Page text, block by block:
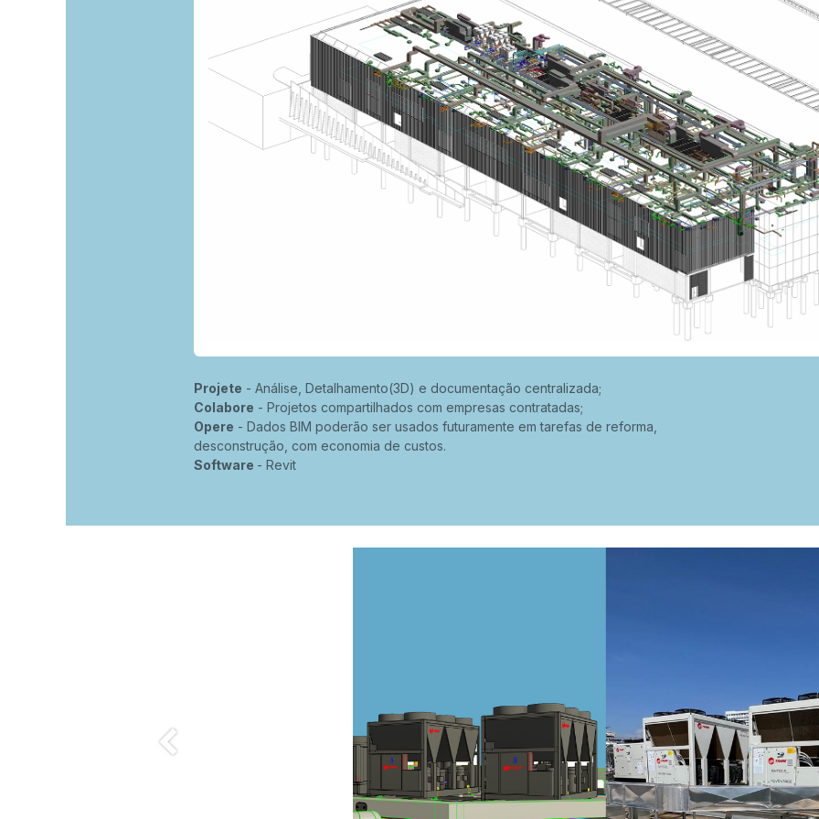
Projete - Análise, Detalhamento(3D) e documentação centralizada;
Colabore - Projetos compartilhados com empresas contratadas;
Opere - Dados BIM poderão ser usados futuramente em tarefas de reforma,
desconstrução, com economia de custos.
Software - Revit
Anterior